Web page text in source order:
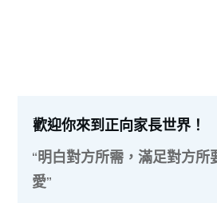
歡迎你來到正向家長世界！
“明白對方所需，滿足對方所
愛”